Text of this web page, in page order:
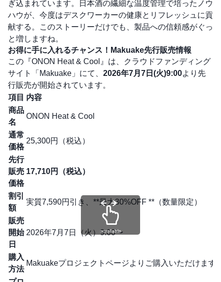
ぎ込まれています。日本酒の繊細な温度管理で培ったノウ
ハウが、今度はデスクワーカーの健康とリフレッシュに貢
献する。このストーリーだけでも、製品への信頼感がぐっ
と増しますね。
お得に手に入れるチャンス！Makuake先行販売情報
この『ONON Heat & Cool』は、クラウドファンディング
サイト「Makuake」にて、 2026年7月7日(火)9:00より先
行販売が開始されています。
項目 内容
商品
名
ONON Heat & Cool
通常
価格
25,300円（税込）
先行
販売
価格
17,710円（税込）
割引
額
実質7,590円引き、**最大30%OFF **（数量限定）
販売
開始
日
2026年7月7日（火）9:00〜
購入
方法
Makuakeプロジェクトページよりご購入いただけます
scrollable